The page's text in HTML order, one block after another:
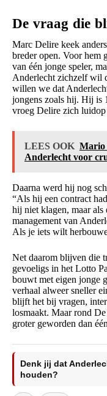
De vraag die
Marc Delire keek
breder open. Voor hem
van één jonge speler,
Anderlecht zichzelf wil
willen we dat
jongens zoals hij. Hij is
vroeg Delire zich luidop
LEES OOK Mario
Anderlecht voor
Daarna werd hij nog
“Als hij een contract
hij niet klagen, maar als
management van
Als je iets wilt
Net daarom blijven die
gevoeligs in het Lotto
bouwt met eigen jonge
verhaal alweer sneller
blijft het bij vragen,
losmaakt. Maar rond
groter geworden dan
Denk jij dat
houden?